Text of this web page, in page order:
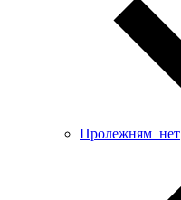
Пролежням_нет